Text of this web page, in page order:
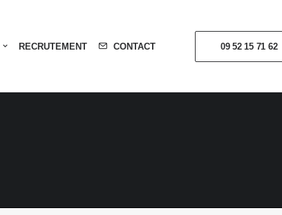
RECRUTEMENT CONTACT 09 52 15 71 62